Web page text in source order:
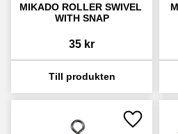
MIKADO ROLLER SWIVEL
WITH SNAP
35 kr
Lägg till i